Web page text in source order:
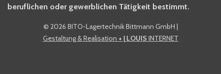
beruflichen oder gewerblichen Tätigkeit bestimmt.
© 2026 BITO-Lagertechnik Bittmann GmbH |
Gestaltung & Realisation + | LOUIS INTERNET